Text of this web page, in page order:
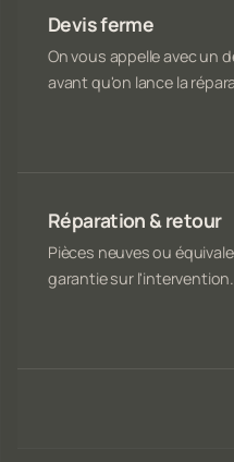
Devis ferme
On vous appelle avec un
avant qu'on lance la
Réparation & retour
Pièces neuves ou
garantie sur l'intervention.